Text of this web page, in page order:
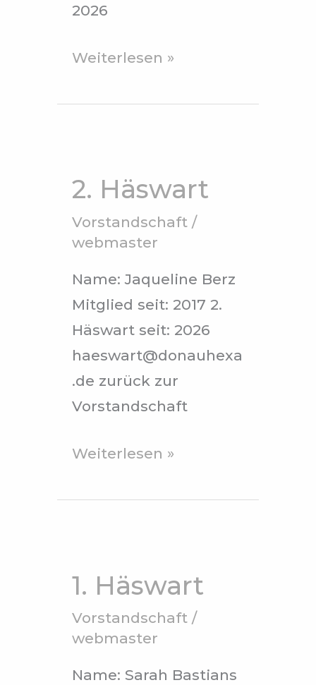
2026
Weiterlesen »
2. Häswart
Vorstandschaft/
webmaster
Name: Jaqueline Berz
Mitglied seit: 2017 2.
Häswart seit: 2026
haeswart@donauhexa
.de zurück zur
Vorstandschaft
Weiterlesen »
1. Häswart
Vorstandschaft/
webmaster
Name: Sarah Bastians